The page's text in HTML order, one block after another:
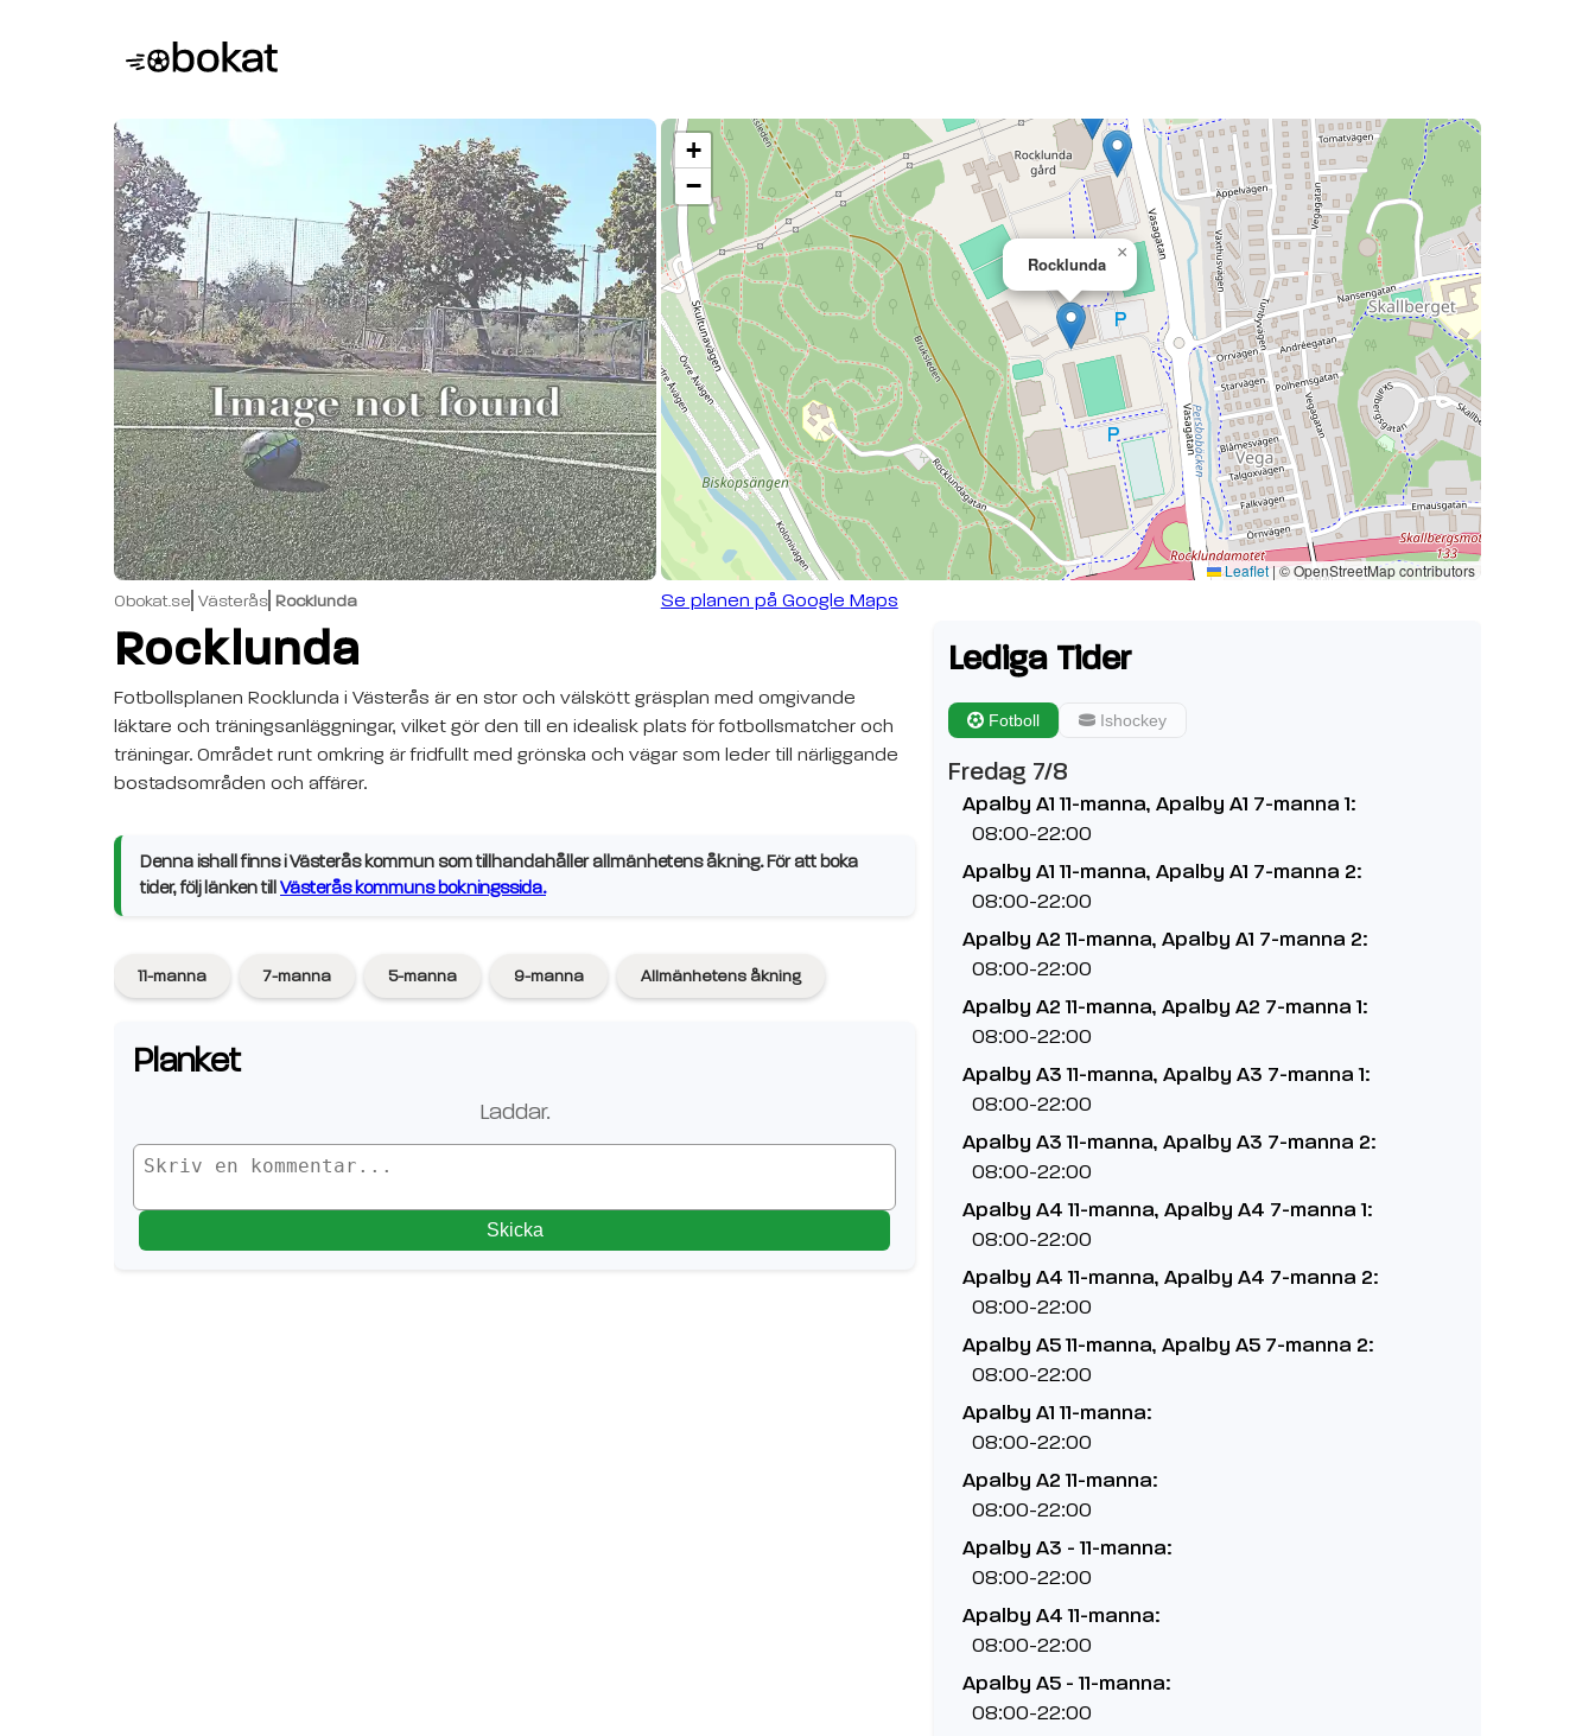
Rocklunda
×
+
−
Leaflet|© OpenStreetMap contributors
Obokat.se Västerås Rocklunda Se planen på Google Maps
Rocklunda
Fotbollsplanen Rocklunda i Västerås är en stor och välskött gräsplan med omgivande
läktare och träningsanläggningar, vilket gör den till en idealisk plats för fotbollsmatcher och
träningar. Området runt omkring är fridfullt med grönska och vägar som leder till närliggande
bostadsområden och affärer.
Denna ishall finns i Västerås kommun som tillhandahåller allmänhetens åkning. För att boka
tider, följ länken till Västerås kommuns bokningssida.
Lediga Tider
Fotboll Ishockey
Fredag 7/8
Apalby A1 11-manna, Apalby A1 7-manna 1:
08:00-22:00
Apalby A1 11-manna, Apalby A1 7-manna 2:
08:00-22:00
Apalby A2 11-manna, Apalby A1 7-manna 2:
08:00-22:00
Apalby A2 11-manna, Apalby A2 7-manna 1:
08:00-22:00
Apalby A3 11-manna, Apalby A3 7-manna 1:
08:00-22:00
Apalby A3 11-manna, Apalby A3 7-manna 2:
08:00-22:00
Apalby A4 11-manna, Apalby A4 7-manna 1:
08:00-22:00
Apalby A4 11-manna, Apalby A4 7-manna 2:
08:00-22:00
Apalby A5 11-manna, Apalby A5 7-manna 2:
08:00-22:00
Apalby A1 11-manna:
08:00-22:00
Apalby A2 11-manna:
08:00-22:00
Apalby A3 - 11-manna:
08:00-22:00
Apalby A4 11-manna:
08:00-22:00
Apalby A5 - 11-manna:
08:00-22:00
11-manna 7-manna 5-manna 9-manna Allmänhetens åkning
Planket
Laddar.
Skicka